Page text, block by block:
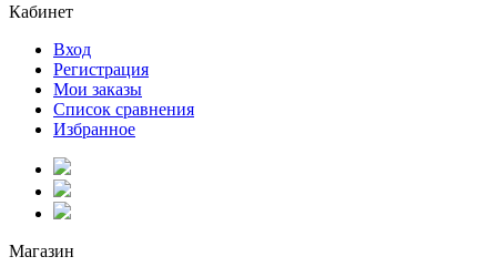
Кабинет
Вход
Регистрация
Мои заказы
Список сравнения
Избранное
Магазин